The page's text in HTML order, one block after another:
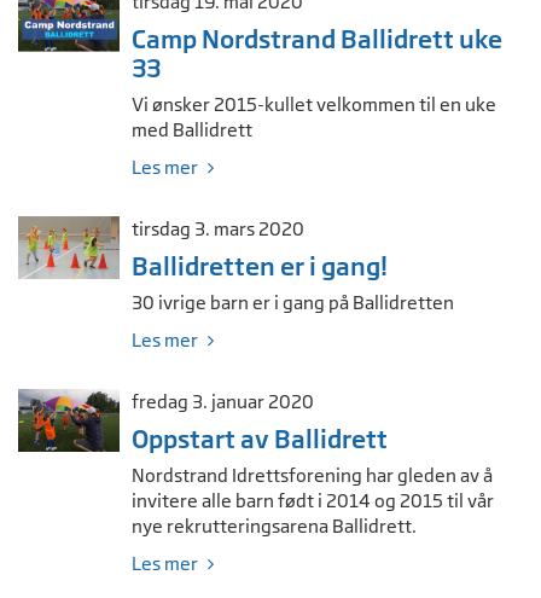
Camp Nordstrand Ballidrett uke
33
Vi ønsker 2015-kullet velkommen til en uke
med Ballidrett
Les mer
tirsdag 3. mars 2020
Ballidretten er i gang!
30 ivrige barn er i gang på Ballidretten
Les mer
fredag 3. januar 2020
Oppstart av Ballidrett
Nordstrand Idrettsforening har gleden av å
invitere alle barn født i 2014 og 2015 til vår
nye rekrutteringsarena Ballidrett.
Les mer